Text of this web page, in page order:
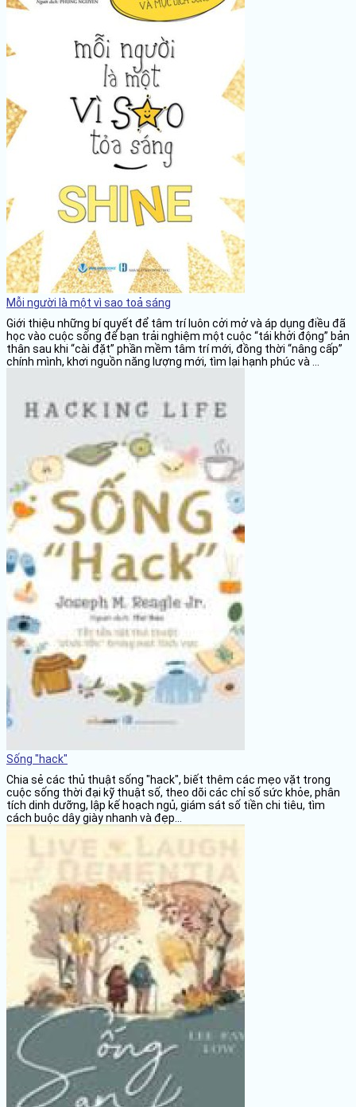
Mỗi người là một vì sao toả sáng
Giới thiệu những bí quyết để tâm trí luôn cởi mở và áp dụng điều đã
học vào cuộc sống để bạn trải nghiệm một cuộc “tái khởi động” bản
thân sau khi “cài đặt” phần mềm tâm trí mới, đồng thời “nâng cấp”
chính mình, khơi nguồn năng lượng mới, tìm lại hạnh phúc và ...
Sống "hack"
Chia sẻ các thủ thuật sống "hack", biết thêm các mẹo vặt trong
cuộc sống thời đại kỹ thuật số, theo dõi các chỉ số sức khỏe, phân
tích dinh dưỡng, lập kế hoạch ngủ, giám sát số tiền chi tiêu, tìm
cách buộc dây giày nhanh và đẹp...